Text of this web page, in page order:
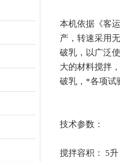
本机依据《客
产，转速采用
破乳，以广泛
大的材料搅拌
破乳，*各项试
技术参数：
搅拌容积： 5升